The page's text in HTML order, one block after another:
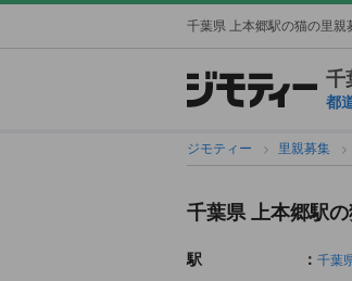
千葉県 上本郷駅の猫の里親
千
都
ジモティー 里親募集
千葉県 上本郷駅
駅 ： 千葉